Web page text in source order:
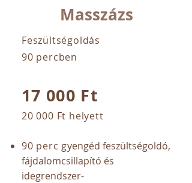
Masszázs
Feszültségoldás
90 percben
17 000 Ft
​20 000 Ft helyett
90 perc gyengéd feszültségoldó,
fájdalomcsillapító és
idegrendszer-